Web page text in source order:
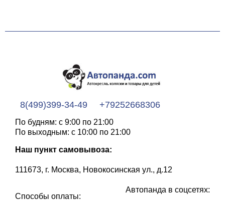
8(499)399-34-49 +79252668306
По будням: с 9:00 по 21:00
По выходным: с 10:00 по 21:00
Наш пункт самовывоза:
111673, г. Москва, Новокосинская ул., д.12
Способы оплаты:
Автопанда в соцсетях: